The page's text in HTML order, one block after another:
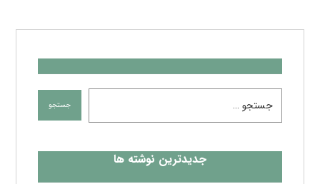
جدیدترین نوشته ها